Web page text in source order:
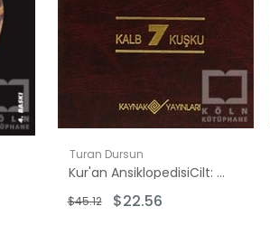
Turan Dursun
Kur'an AnsiklopedisiCilt: 7 Kalb-Kuşku
$22.56
$45.12